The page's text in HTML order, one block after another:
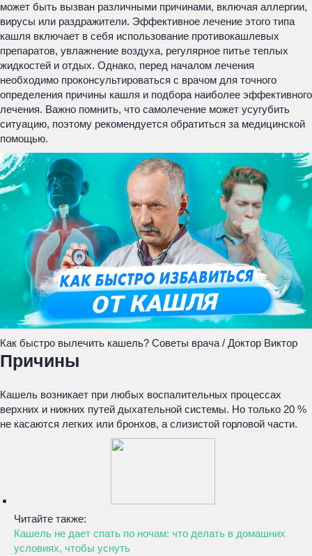
может быть вызван различными причинами, включая аллергии,
вирусы или раздражители. Эффективное лечение этого типа
кашля включает в себя использование противокашлевых
препаратов, увлажнение воздуха, регулярное питье теплых
жидкостей и отдых. Однако, перед началом лечения
необходимо проконсультироваться с врачом для точного
определения причины кашля и подбора наиболее эффективного
лечения. Важно помнить, что самолечение может усугубить
ситуацию, поэтому рекомендуется обратиться за медицинской
помощью.
Как быстро вылечить кашель? Советы врача / Доктор Виктор
Причины
Кашель возникает при любых воспалительных процессах
верхних и нижних путей дыхательной системы. Но только 20 %
не касаются легких или бронхов, а слизистой горловой части.
Читайте также:
Кашель не дает спать по ночам: что делать в домашних
условиях, чтобы уснуть